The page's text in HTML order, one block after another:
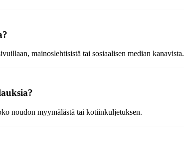
mainoslehtisistä tai sosiaalisen median kanavista.
noudon myymälästä tai kotiinkuljetuksen.